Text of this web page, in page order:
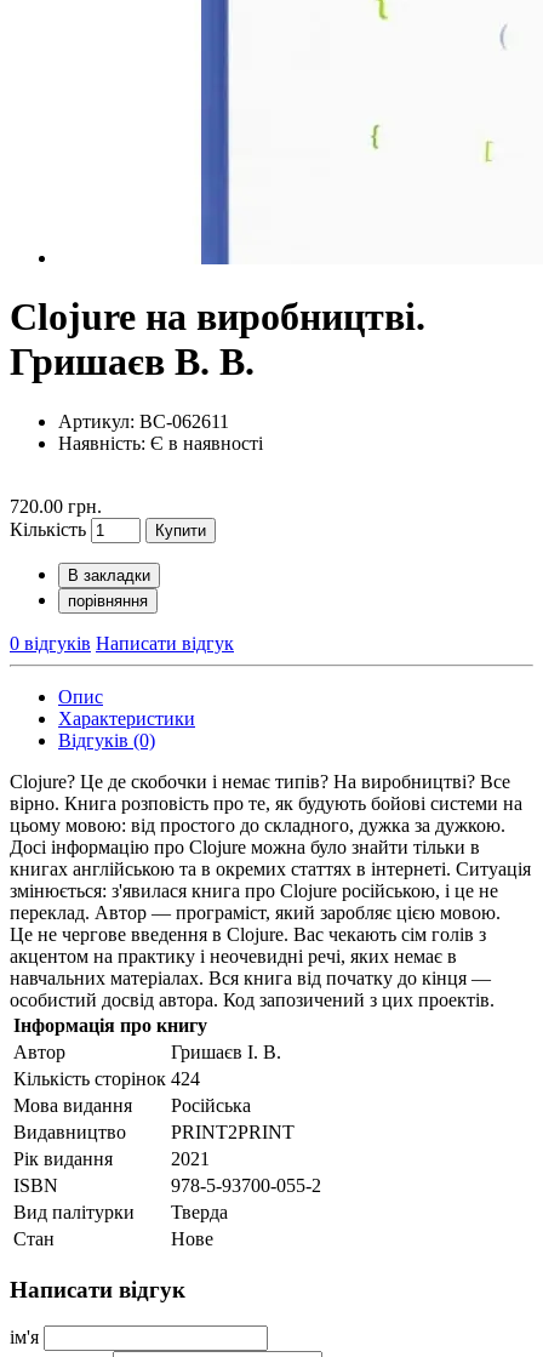
Clojure на виробництві.
Гришаєв В. В.
Артикул: BC-062611
Наявність: Є в наявності
720.00 грн.
Кількість
Купити
В закладки
порівняння
0 відгуків Написати відгук
Опис
Характеристики
Відгуків (0)
Clojure? Це де скобочки і немає типів? На виробництві? Все
вірно. Книга розповість про те, як будують бойові системи на
цьому мовою: від простого до складного, дужка за дужкою.
Досі інформацію про Clojure можна було знайти тільки в
книгах англійською та в окремих статтях в інтернеті. Ситуація
змінюється: з'явилася книга про Clojure російською, і це не
переклад. Автор — програміст, який заробляє цією мовою.
Це не чергове введення в Clojure. Вас чекають сім голів з
акцентом на практику і неочевидні речі, яких немає в
навчальних матеріалах. Вся книга від початку до кінця —
особистий досвід автора. Код запозичений з цих проектів.
Інформація про книгу
Автор
Гришаєв І. В.
Кількість сторінок 424
Мова видання
Російська
Видавництво
PRINT2PRINT
Рік видання
2021
ISBN
978-5-93700-055-2
Вид палітурки
Тверда
Стан
Нове
Написати відгук
ім'я